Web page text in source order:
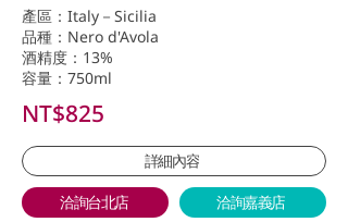
產區：Italy－Sicilia
品種：Nero d'Avola
酒精度：13%
容量：750ml
NT$825
詳細內容
洽詢台北店 洽詢嘉義店